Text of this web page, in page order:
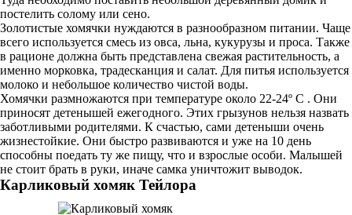
постелить солому или сено.
Золотистые хомячки нуждаются в разнообразном питании. Чаще
всего используется смесь из овса, льна, кукурузы и проса. Также
в рационе должна быть представлена свежая растительность, а
именно морковка, традесканция и салат. Для питья используется
молоко и небольшое количество чистой воды.
Хомячки размножаются при температуре около 22-24º C . Они
приносят детенышей ежегодного. Этих грызунов нельзя назвать
заботливыми родителями. К счастью, сами детеныши очень
жизнестойкие. Они быстро развиваются и уже на 10 день
способны поедать ту же пищу, что и взрослые особи. Малышей
не стоит брать в руки, иначе самка уничтожит выводок.
Карликовый хомяк Тейлора